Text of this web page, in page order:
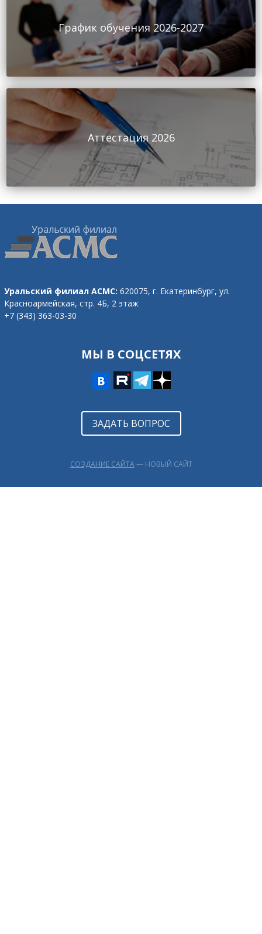
График обучения 2026-2027
Аттестация 2026
Уральский филиал АСМС: 620075, г. Екатеринбург, ул.
Красноармейская, стр. 4Б, 2 этаж
+7 (343) 363-03-30
МЫ В СОЦСЕТЯХ
ЗАДАТЬ ВОПРОС
СОЗДАНИЕ САЙТА— НОВЫЙ САЙТ